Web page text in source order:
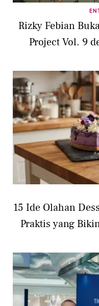
Rizky Febian
Project Vol. 9
15 Ide Olahan
Praktis yang